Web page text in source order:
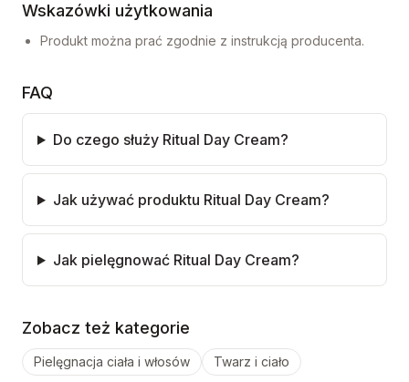
Wskazówki użytkowania
Produkt można prać zgodnie z instrukcją producenta.
FAQ
Do czego służy Ritual Day Cream?
Jak używać produktu Ritual Day Cream?
Jak pielęgnować Ritual Day Cream?
Zobacz też kategorie
Pielęgnacja ciała i włosów Twarz i ciało